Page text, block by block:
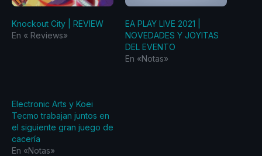
Knockout City | REVIEW
En «‎ Reviews‎»
EA PLAY LIVE 2021 |
NOVEDADES Y JOYITAS
DEL EVENTO
En «Notas»
Electronic Arts y Koei
Tecmo trabajan juntos en
el siguiente gran juego de
cacería
En «Notas»